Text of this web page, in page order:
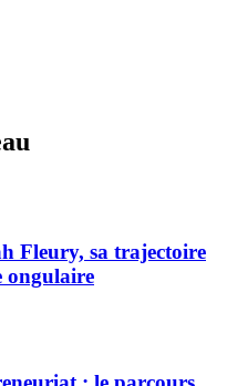
Fleury, sa trajectoire
ongulaire